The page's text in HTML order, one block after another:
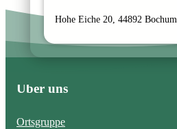
Hohe Eiche 20, 44892 Bochum
Über uns
Ortsgruppe